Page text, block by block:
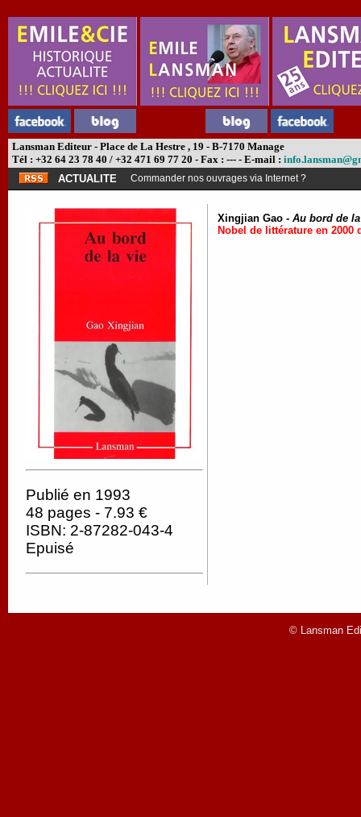
Lansman Editeur - Place de La Hestre , 19 - B-7170 Manage
Tél : +32 64 23 78 40 / +32 471 69 77 20 - Fax : --- - E-mail :
ACTUALITE
Commander nos ouvrages via Internet ?
Publié en 1993
48 pages - 7.93 €
ISBN: 2-87282-043-4
Epuisé
Xingjian Gao - Au bord de
Nobel de littérature en 2000
© Lansman